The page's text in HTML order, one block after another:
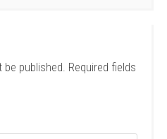
be published. Required fields